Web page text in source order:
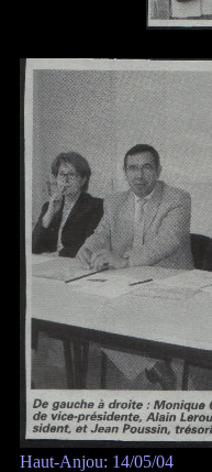
Haut-Anjou: 14/05/04